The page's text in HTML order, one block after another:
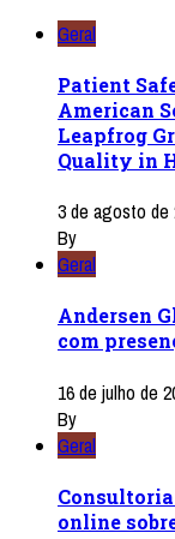
Geral
Patient
American
Leapfrog
Quality in
3 de agosto de
By
Geral
Andersen
com
16 de julho de
By
Geral
online